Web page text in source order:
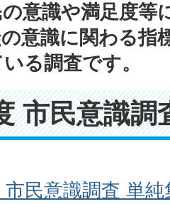
意識や満足度等
意識に関わる指
る調査です。
市民意識調
民意識調査 単